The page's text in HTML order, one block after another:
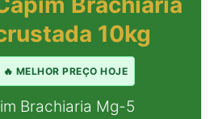
10kg
🔥 MELHOR PREÇO HOJE
Brachiaria Mg-5